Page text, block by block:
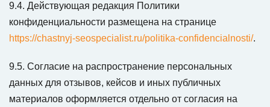
9.4. Действующая редакция Политики
конфиденциальности размещена на странице
https://chastnyj-seospecialist.ru/politika-confidencialnosti/.
9.5. Согласие на распространение персональных
данных для отзывов, кейсов и иных публичных
материалов оформляется отдельно от согласия на